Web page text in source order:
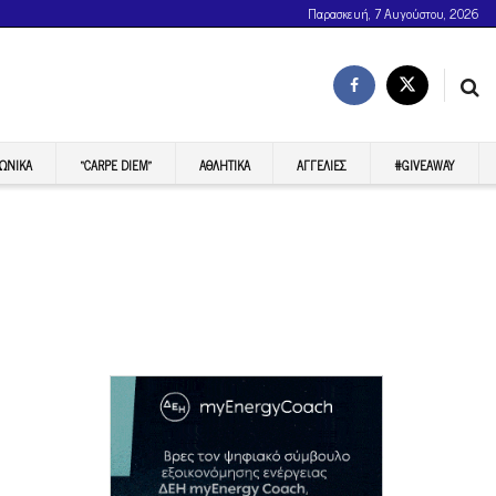
Παρασκευή, 7 Αυγούστου, 2026
“CARPE DIEM” ΑΘΛΗΤΙΚΆ ΑΓΓΕΛΊΕΣ #GIVEAWAY